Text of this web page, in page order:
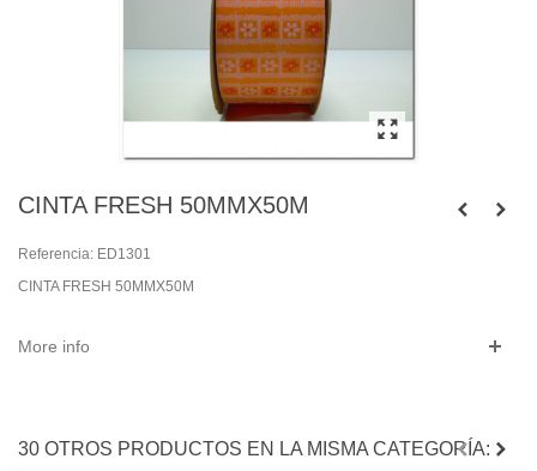
CINTA FRESH 50MMX50M
Referencia: ED1301
CINTA FRESH 50MMX50M
More info
30 OTROS PRODUCTOS EN LA MISMA CATEGORÍA: